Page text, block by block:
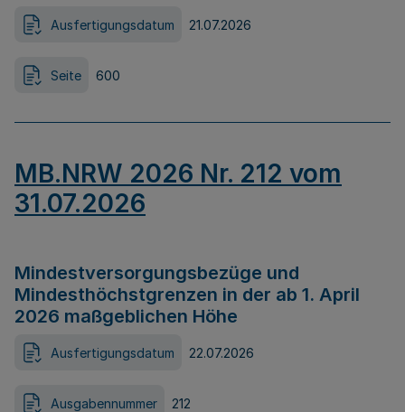
Ausfertigungsdatum 21.07.2026
Seite 600
MB.NRW 2026 Nr. 212 vom
31.07.2026
Mindestversorgungsbezüge und
Mindesthöchstgrenzen in der ab 1. April
2026 maßgeblichen Höhe
Ausfertigungsdatum 22.07.2026
Ausgabennummer 212